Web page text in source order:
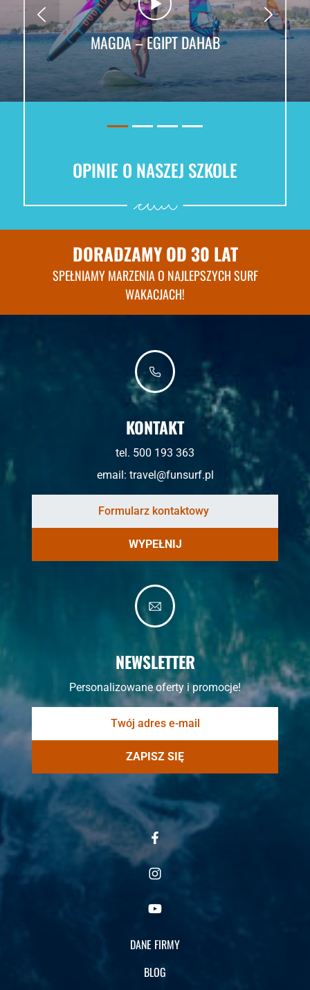
MAGDA – EGIPT DAHAB
OPINIE O NASZEJ SZKOLE
DORADZAMY OD 30 LAT
SPEŁNIAMY MARZENIA O NAJLEPSZYCH SURF
WAKACJACH!
KONTAKT
tel. 500 193 363
email: travel@funsurf.pl
WYPEŁNIJ
NEWSLETTER
Personalizowane oferty i promocje!
ZAPISZ SIĘ
DANE FIRMY
BLOG